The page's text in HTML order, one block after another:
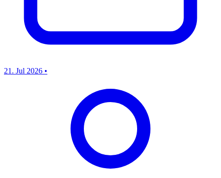
21. Jul 2026 •